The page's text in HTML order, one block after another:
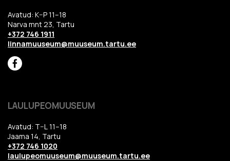
Avatud: K–P 11–18
Narva mnt 23, Tartu
+372 746 1911
linnamuuseum@muuseum.tartu.ee
LAULUPEOMUUSEUM
Avatud: T–L 11–18
Jaama 14, Tartu
+372 746 1020
laulupeomuuseum@muuseum.tartu.ee